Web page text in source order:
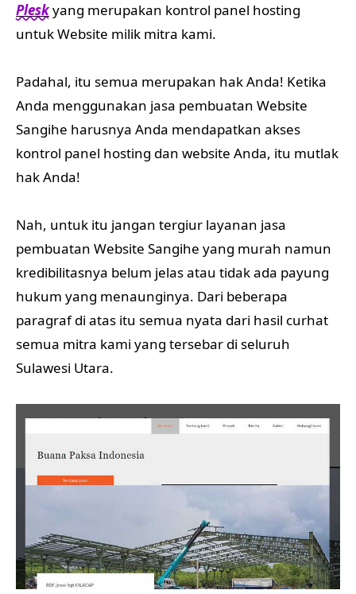
Pleskyang merupakan kontrol panel hosting
untuk Website milik mitra kami.
Padahal, itu semua merupakan hak Anda! Ketika
Anda menggunakan jasa pembuatan Website
Sangihe harusnya Anda mendapatkan akses
kontrol panel hosting dan website Anda, itu mutlak
hak Anda!
Nah, untuk itu jangan tergiur layanan jasa
pembuatan Website Sangihe yang murah namun
kredibilitasnya belum jelas atau tidak ada payung
hukum yang menaunginya. Dari beberapa
paragraf di atas itu semua nyata dari hasil curhat
semua mitra kami yang tersebar di seluruh
Sulawesi Utara.